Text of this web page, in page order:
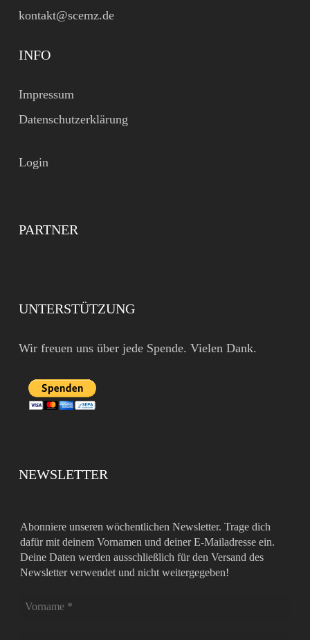
kontakt@scemz.de
INFO
Impressum
Datenschutzerklärung
Login
PARTNER
UNTERSTÜTZUNG
Wir freuen uns über jede Spende. Vielen Dank.
NEWSLETTER
Abonniere unseren wöchentlichen Newsletter. Trage dich
dafür mit deinem Vornamen und deiner E-Mailadresse ein.
Deine Daten werden ausschließlich für den Versand des
Newsletter verwendet und nicht weitergegeben!